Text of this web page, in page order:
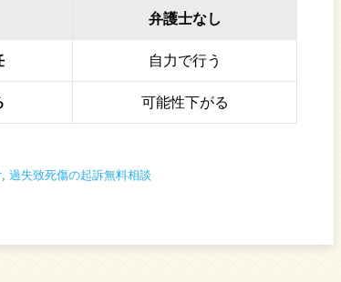
弁護士なし
自力で行う
可能性下がる
過失致死傷の起訴無料相談